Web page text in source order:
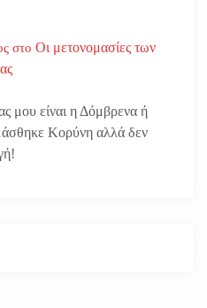
στο Οι μετονομασίες των
μου είναι η Δόμβρενα ή
Κορύνη αλλά δεν